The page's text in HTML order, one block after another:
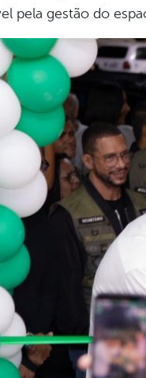
pela gestão do